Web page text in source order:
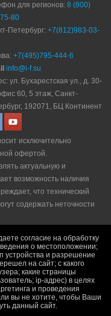
для регионов: 8 (800)
80
Петербург: +7(812)983-03-
+7(495)795-444-6
info@i-f.su
ул. Бухарестская ул., д. 30-
60, 5 этаж, Санкт-
192071, БЦ Континент
исключительно
офертой.
актуальную и
возможность наличия
что технический
содержать неточности
согласие на обработку
о местоположении;
устройства и разрешение
на сайт; с какого
какие страницы
ip-адрес) в целях
и проведения
вы не хотите, чтобы Ваши
данный сайт.